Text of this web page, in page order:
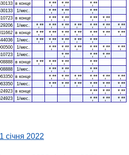
в конце *,** *,**
*,**
1/мес. *,** *,**
*,**
в конце *,** *,** *,**
*,**
1/мес. *,** *,** *,** *,** *,** *,**
*,**
в конце *,** *,** *,** *,** *,** *,**
*,**
1/мес. *,** *,** *,** *,**
*,**
1/мес. *,** *,** *,** *,** *,**
*,**
1/мес. *,** *,**
*,**
в конце *,** *,** *,**
*,**
1/мес. *,** *,**
*,**
в конце *,** *,** *,** *,** *,**
*,**
1/мес. *,** *,** *,** *,** *,**
*,**
в конце *,** *,**
*,**
1/мес. *,** *,** *,**
1 січня 2022